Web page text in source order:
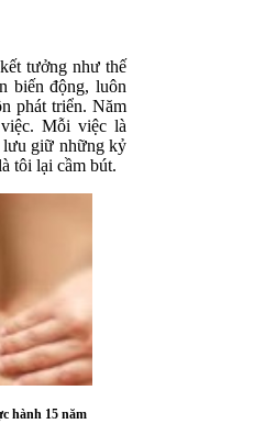
tưởng như thế
biến động, luôn
phát triển. Năm
Mỗi việc là
lưu giữ những kỷ
tôi lại cầm bút.
hành 15 năm